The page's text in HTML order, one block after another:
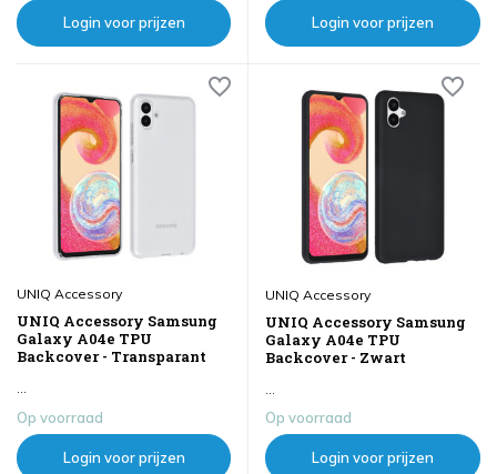
Login voor prijzen Login voor prijzen
UNIQ Accessory
UNIQ Accessory Samsung
Galaxy A04e TPU
Backcover - Transparant
...
Op voorraad
Login voor prijzen
UNIQ Accessory
UNIQ Accessory Samsung
Galaxy A04e TPU
Backcover - Zwart
...
Op voorraad
Login voor prijzen